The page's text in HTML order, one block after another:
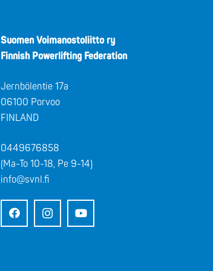
Suomen Voimanostoliitto ry
Finnish Powerlifting Federation
Jernbölentie 17a
06100 Porvoo
FINLAND
0449676858
(Ma-To 10-18, Pe 9-14)
info@svnl.fi